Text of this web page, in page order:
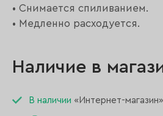
• Снимается спиливанием.
• Медленно расходуется.
Наличие в
В наличии «Интернет-магазин»